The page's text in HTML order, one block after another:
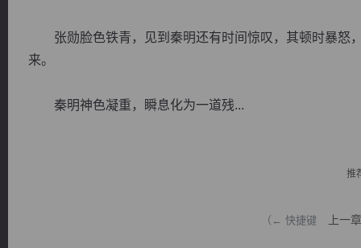
张勋脸色铁青，见到秦明还有时间惊叹，其顿时暴怒
来。
秦明神色凝重，瞬息化为一道残...
推
（← 快捷键 上一章